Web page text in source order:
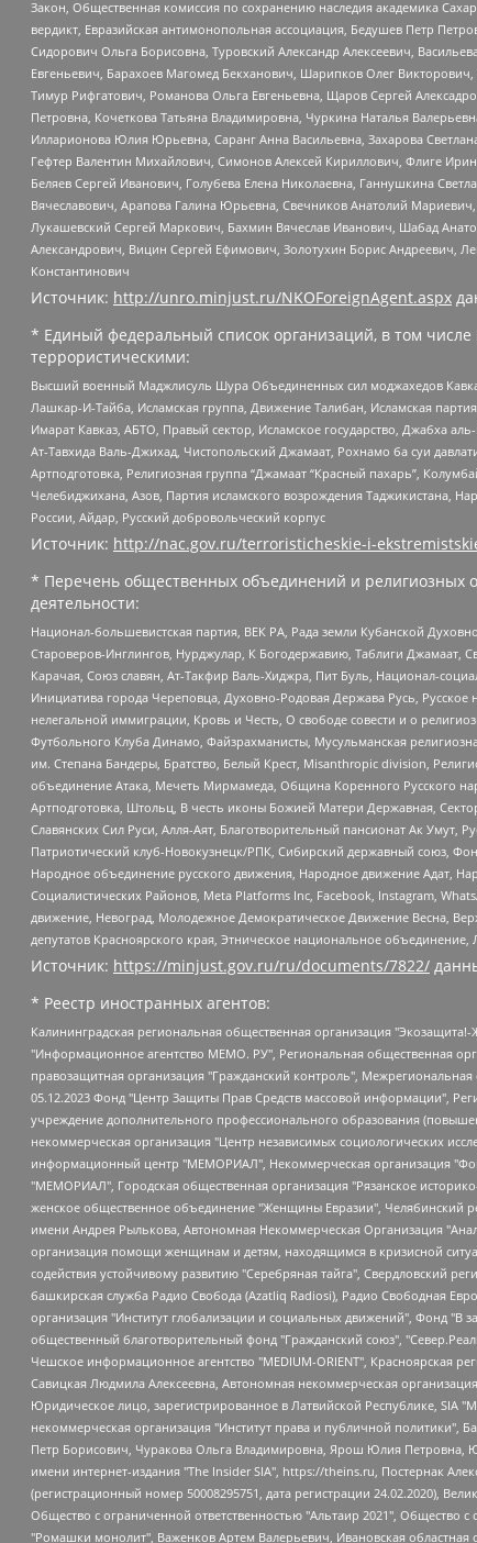
Закон, Общественная комиссия по сохранению наследия академика
вердикт, Евразийская антимонопольная ассоциация, Бедушев Петр
Сидорович Ольга Борисовна, Туровский Александр Алексеевич,
Евгеньевич, Барахоев Магомед Бекханович, Шарипков Олег
Тимур Рифгатович, Романова Ольга Евгеньевна, Щаров Сергей
Петровна, Кочеткова Татьяна Владимировна, Чуркина Наталья
Илларионова Юлия Юрьевна, Саранг Анна Васильевна, Захарова
Гефтер Валентин Михайлович, Симонов Алексей Кириллович, Флиге
Беляев Сергей Иванович, Голубева Елена Николаевна, Ганнушкина
Вячеславович, Арапова Галина Юрьевна, Свечников Анатолий
Лукашевский Сергей Маркович, Бахмин Вячеслав Иванович, Шабад
Александрович, Вицин Сергей Ефимович, Золотухин Борис Андреевич,
Константинович
Источник: http://unro.minjust.ru/NKOForeignAgent.aspx
* Единый федеральный список организаций, в том
террористическими:
Высший военный Маджлисуль Шура Объединенных сил моджахедов
Лашкар-И-Тайба, Исламская группа, Движение Талибан, Исламская
Имарат Кавказ, АБТО, Правый сектор, Исламское государство, Джабха
Ат-Тавхида Валь-Джихад, Чистопольский Джамаат, Рохнамо ба суи
Артподготовка, Религиозная группа “Джамаат “Красный пахарь”,
Челебиджихана, Азов, Партия исламского возрождения Таджикистана,
России, Айдар, Русский добровольческий корпус
Источник: http://nac.gov.ru/terroristicheskie-i-
* Перечень общественных объединений и религиозных
деятельности:
Национал-большевистская партия, ВЕК РА, Рада земли Кубанской
Староверов-Инглингов, Нурджулар, К Богодержавию, Таблиги Джамаат,
Карачая, Союз славян, Ат-Такфир Валь-Хиджра, Пит Буль, Национал-
Инициатива города Череповца, Духовно-Родовая Держава Русь,
нелегальной иммиграции, Кровь и Честь, О свободе совести и о
Футбольного Клуба Динамо, Файзрахманисты, Мусульманская
им. Степана Бандеры, Братство, Белый Крест, Misanthropic division,
объединение Атака, Мечеть Мирмамеда, Община Коренного Русского
Артподготовка, Штольц, В честь иконы Божией Матери Державная,
Славянских Сил Руси, Алля-Аят, Благотворительный пансионат Ак Умут,
Патриотический клуб-Новокузнецк/РПК, Сибирский державный союз,
Народное объединение русского движения, Народное движение Адат,
Социалистических Районов, Meta Platforms Inc, Facebook, Instagram,
движение, Невоград, Молодежное Демократическое Движение Весна,
депутатов Красноярского края, Этническое национальное
Источник: https://minjust.gov.ru/ru/documents/7822/
* Реестр иностранных агентов:
Калининградская региональная общественная организация "Экозащита!-Женсовет", Фонд содействия защите прав и свобод граждан "Общественный вердикт", Фонд "Институт Развития Свободы Информации", Частное учреждение "Информационное агентство МЕМО. РУ", Региональная общественная организация "Общественная комиссия по сохранению наследия академика Сахарова", Фонд поддержки свободы прессы, Санкт-Петербургская общественная правозащитная организация "Гражданский контроль", Межрегиональная общественная организация "Информационно-просветительский центр "Мемориал", Региональный Фонд "Центр Защиты Прав Средств Массовой Информации", с 05.12.2023 Фонд "Центр Защиты Прав Средств массовой информации", Региональная общественная благотворительная организация помощи беженцам и мигрантам "Гражданское содействие", Негосударственное образовательное учреждение дополнительного профессионального образования (повышение квалификации) специалистов "АКАДЕМИЯ ПО ПРАВАМ ЧЕЛОВЕКА", Свердловская региональная общественная организация "Сутяжник", Автономная некоммерческая организация "Центр независимых социологических исследований", Союз общественных объединений "Российский исследовательский центр по правам человека", Региональное общественное учреждение научно-информационный центр "МЕМОРИАЛ", Некоммерческая организация "Фонд защиты гласности", Автономная некоммерческая организация "Институт прав человека", Городская общественная организация "Екатеринбургское общество "МЕМОРИАЛ", Городская общественная организация "Рязанское историко-просветительское и правозащитное общество "Мемориал" (Рязанский Мемориал), Челябинский региональный орган общественной самодеятельности – женское общественное объединение "Женщины Евразии", Челябинский региональный орган общественной самодеятельности "Уральская правозащитная группа", Фонд содействия защите здоровья и социальной справедливости имени Андрея Рылькова, Автономная Некоммерческая Организация "Аналитический Центр Юрия Левады", Автономная некоммерческая организация социальной поддержки населения "Проект Апрель", Региональная общественная организация помощи женщинам и детям, находящимся в кризисной ситуации "Информационно-методический центр "Анна", Фонд содействия развитию массовых коммуникаций и правовому просвещению "Так-так-Так", Фонд содействия устойчивому развитию "Серебряная тайга", Свердловский региональный общественный фонд социальных проектов "Новое время", "Idel.Реалии", Кавказ.Реалии, Крым.Реалии, Телеканал Настоящее Время, Татаро-башкирская служба Радио Свобода (Azatliq Radiosi), Радио Свободная Европа/Радио Свобода (PCE/PC), "Сибирь.Реалии", "Фактограф", Благотворительный фонд помощи осужденным и их семьям, Автономная некоммерческая организация "Институт глобализации и социальных движений", Фонд "В защиту прав заключенных", Частное учреждение "Центр поддержки и содействия развитию средств массовой информации", Пензенский региональный общественный благотворительный фонд "Гражданский союз", "Север.Реалии", Некоммерческая организация Фонд "Правовая инициатива", Общество с ограниченной ответственностью "Радио Свободная Европа/Радио Свобода", Чешское